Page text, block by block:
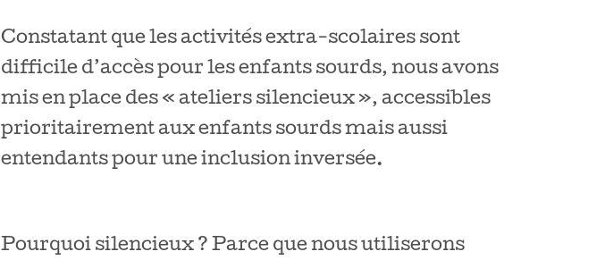
Constatant que les activités extra-scolaires sont
difficile d’accès pour les enfants sourds, nous avons
mis en place des « ateliers silencieux », accessibles
prioritairement aux enfants sourds mais aussi
entendants pour une inclusion inversée.
Pourquoi silencieux ? Parce que nous utiliserons